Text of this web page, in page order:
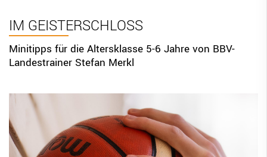
IM GEISTERSCHLOSS
Minitipps für die Altersklasse 5-6 Jahre von BBV-
Landestrainer Stefan Merkl
BBV Links
DIGITAL SCORE SHEET
STRUKTURREFORM